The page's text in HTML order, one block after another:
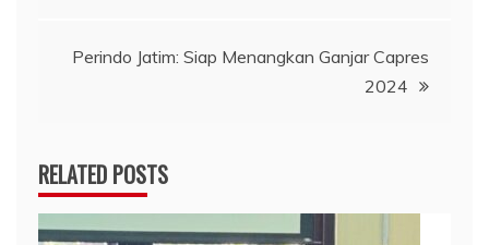
Perindo Jatim: Siap Menangkan Ganjar Capres
2024
RELATED POSTS